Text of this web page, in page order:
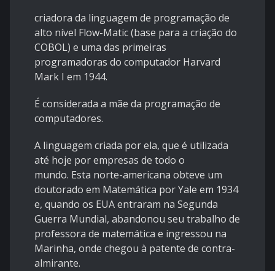
criadora da linguagem de programação de
alto nível Flow-Matic (base para a criação do
COBOL) e uma das primeiras
programadoras do computador Harvard
Mark I em 1944.
É considerada a mãe da programação de
computadores.
A linguagem criada por ela, que é utilizada
até hoje por empresas de todo o
mundo. Esta norte-americana obteve um
doutorado em Matemática por Yale em 1934
e, quando os EUA entraram na Segunda
Guerra Mundial, abandonou seu trabalho de
professora de matemática e ingressou na
Marinha, onde chegou à patente de contra-
almirante.